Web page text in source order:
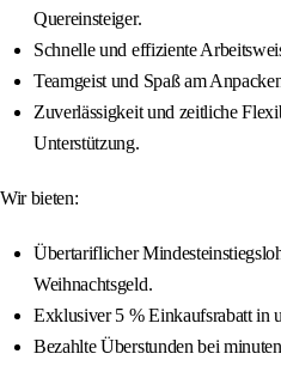
Quereinsteiger.
Schnelle und effiziente
Teamgeist und Spaß am
Zuverlässigkeit und zeitliche
Unterstützung.
Wir bieten:
Übertariflicher
Weihnachtsgeld.
Exklusiver 5 % Einkaufsrabatt in
Bezahlte Überstunden bei